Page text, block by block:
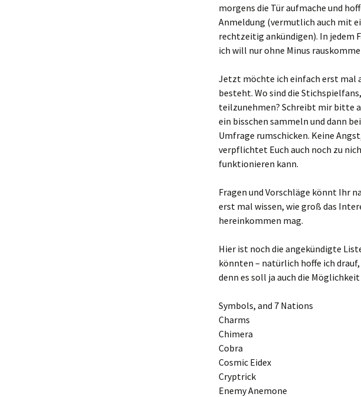
morgens die Tür aufmache und
Anmeldung (vermutlich auch mit
rechtzeitig ankündigen). In jedem
ich will nur ohne Minus
Jetzt möchte ich einfach erst mal
besteht. Wo sind die
teilzunehmen? Schreibt mir bitte
ein bisschen sammeln und dann
Umfrage rumschicken. Keine
verpflichtet Euch auch noch zu
funktionieren kann.
Fragen und Vorschläge könnt Ihr
erst mal wissen, wie groß das
hereinkommen mag.
Hier ist noch die angekündigte
könnten – natürlich hoffe ich
denn es soll ja auch die
Symbols, and 7 Nations
Charms
Chimera
Cobra
Cosmic Eidex
Cryptrick
Enemy Anemone